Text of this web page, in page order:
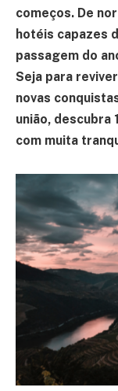
começos. De
hotéis capazes
passagem do
Seja para
novas
união, descubra
com muita